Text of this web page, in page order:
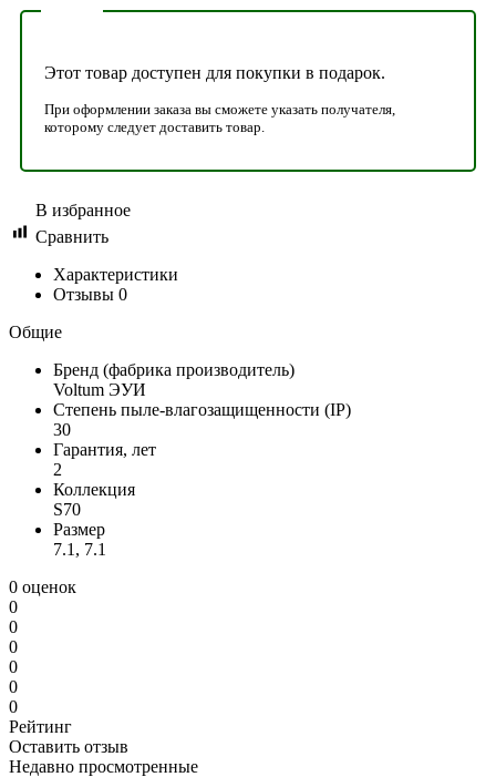
Этот товар доступен для покупки в подарок.
При оформлении заказа вы сможете указать получателя,
которому следует доставить товар.
В избранное
Сравнить
Характеристики
Отзывы 0
Общие
Бренд (фабрика производитель)
Voltum ЭУИ
Степень пыле-влагозащищенности (IP)
30
Гарантия, лет
2
Коллекция
S70
Размер
7.1, 7.1
0 оценок
0
0
0
0
0
0
Рейтинг
Оставить отзыв
Недавно просмотренные